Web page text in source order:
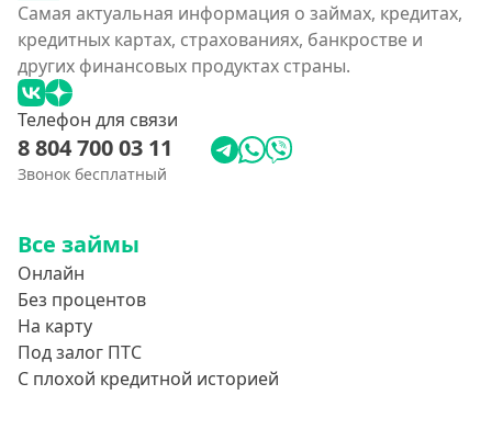
Самая актуальная информация о займах, кредитах,
кредитных картах, страхованиях, банкростве и
других финансовых продуктах страны.
Телефон для связи
8 804 700 03 11
Звонок бесплатный
Все займы
Онлайн
Без процентов
На карту
Под залог ПТС
С плохой кредитной историей